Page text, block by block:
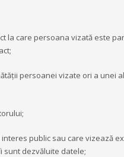
la care persoana vizată este
persoanei vizate ori a unei
public sau care vizează
sunt dezvăluite datele;